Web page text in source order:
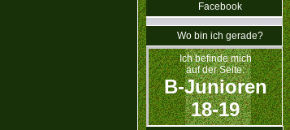
Facebook
Wo bin ich gerade?
Ich befinde mich
auf der Seite:
B-Junioren
18-19